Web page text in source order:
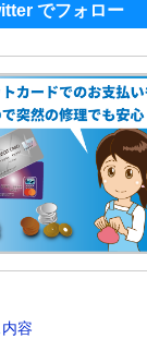
でフォロー
容